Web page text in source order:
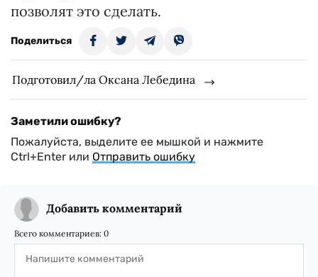
позволят это сделать.
Поделиться
Подготовил/ла Оксана Лебедина
Заметили ошибку?
Пожалуйста, выделите ее мышкой и нажмите
Ctrl+Enter или Отправить ошибку
Добавить комментарий
Всего комментариев: 0